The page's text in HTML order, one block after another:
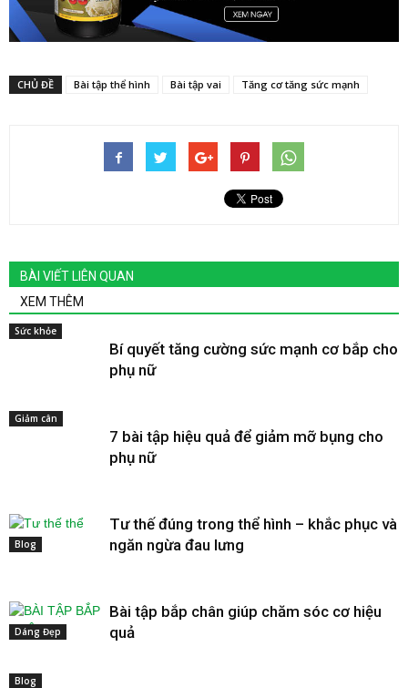
CHỦ ĐỀ Bài tập thể hình Bài tập vai Tăng cơ tăng sức mạnh
BÀI VIẾT LIÊN QUAN
XEM THÊM
Sức khỏe
Bí quyết tăng cường sức mạnh cơ bắp cho
phụ nữ
Giảm cân
7 bài tập hiệu quả để giảm mỡ bụng cho
phụ nữ
Blog
Tư thế đúng trong thể hình – khắc phục và
ngăn ngừa đau lưng
Dáng Đẹp
Bài tập bắp chân giúp chăm sóc cơ hiệu
quả
Blog